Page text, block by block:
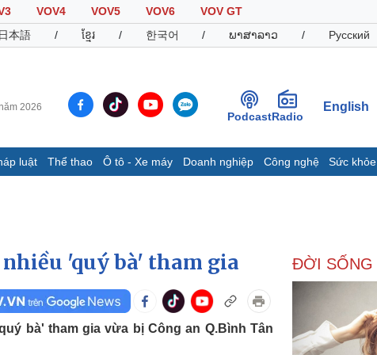
VOV4 VOV5 VOV6
VOV GT
日本語 / ខ្មែរ / 한국어 / ພາສາລາວ / Русский
2026
PodcastRadio
English
luật Thể thao Ô tô - Xe máy Doanh nghiệp Công nghệ Sức khỏe
Infographic
Ô tô - Xe máy
Doanh nghiệp
Thông tin doanh nghiệp
'quý bà' tham gia
bà' tham gia vừa bị Công an Q.Bình Tân
ĐỜI SỐNG